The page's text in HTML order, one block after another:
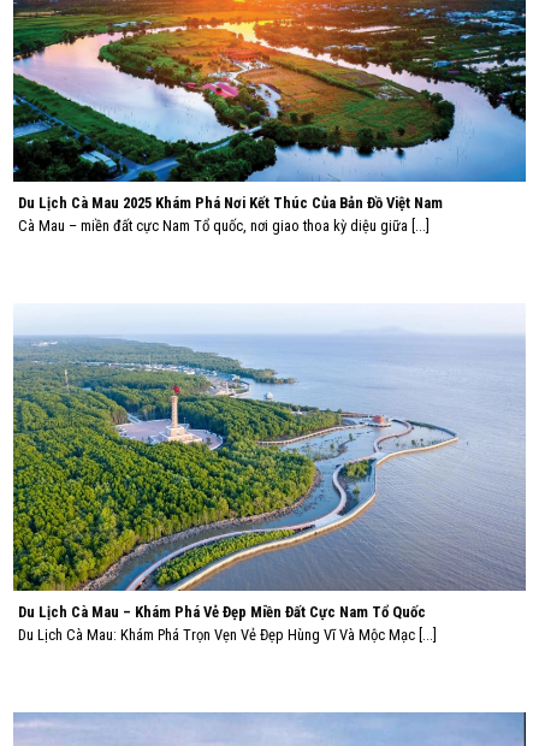
Du Lịch Cà Mau 2025 Khám Phá Nơi Kết Thúc Của Bản Đồ Việt Nam
Cà Mau – miền đất cực Nam Tổ quốc, nơi giao thoa kỳ diệu giữa [...]
Du Lịch Cà Mau – Khám Phá Vẻ Đẹp Miền Đất Cực Nam Tổ Quốc
Du Lịch Cà Mau: Khám Phá Trọn Vẹn Vẻ Đẹp Hùng Vĩ Và Mộc Mạc [...]